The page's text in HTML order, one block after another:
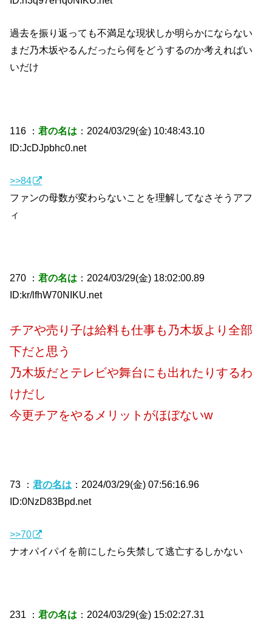
過去を振り返っても不満足な現状しか明らかにならない
まだ乃木坂やるんだったら何をどうするのか考えればい
いだけ
116 ：君の名は ：2024/03/29(金) 10:48:43.10
ID:JcDJpbhc0.net
>>84
ファンの母数が変わらないことを理解してなさそうアフ
ィ
270 ：君の名は ：2024/03/29(金) 18:02:00.89
ID:kr/lfhW70NIKU.net
チアや売り子は給料も仕事も乃木坂より全部
下だと思う
乃木坂だとテレビや舞台にも出れたりするわ
けだし
今更チアをやるメリットがほぼないw
73 ：君の名は ：2024/03/29(金) 07:56:16.96
ID:0NzD83Bpd.net
>>70
ナオパイパイを前にしたら失禁して逃亡するしかない
231 ：君の名は ：2024/03/29(金) 15:02:27.31